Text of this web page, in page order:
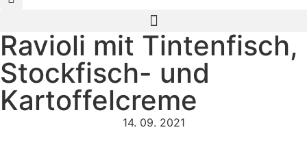
Ravioli mit Tintenfisch,
Stockfisch- und
Kartoffelcreme
14. 09. 2021